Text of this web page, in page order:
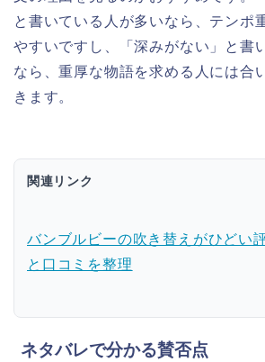
と書いている人が多いなら、テンポ
やすいですし、「深みがない」と書
なら、重厚な物語を求める人には合
きます。
関連リンク
バンブルビーの吹き替えがひどい
と口コミを整理
ネタバレで分かる賛否点